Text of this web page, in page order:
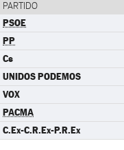
PARTIDO
PSOE
PP
Cs
UNIDOS PODEMOS
VOX
PACMA
C.Ex-C.R.Ex-P.R.Ex